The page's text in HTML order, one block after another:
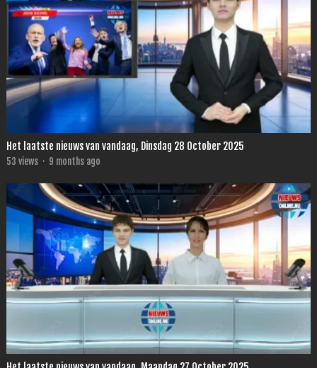
Het laatste nieuws van vandaag, Dinsdag 28 October 2025
53 views · 9 months ago